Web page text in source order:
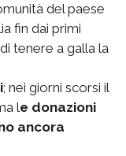
del paese
fin dai primi
tenere a galla la
; nei giorni scorsi il
le donazioni
ancora